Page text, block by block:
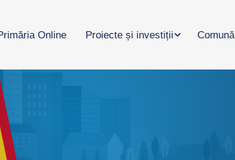
Online Proiecte și investiții Comună